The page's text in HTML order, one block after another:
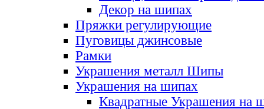
Декор на шипах
Пряжки регулирующие
Пуговицы джинсовые
Рамки
Украшения металл Шипы
Украшения на шипах
Квадратные Украшения на